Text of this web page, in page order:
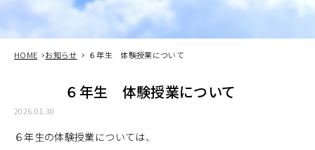
HOME お知らせ ６年生 体験授業について
６年生 体験授業について
2026.01.30
６年生の体験授業については、